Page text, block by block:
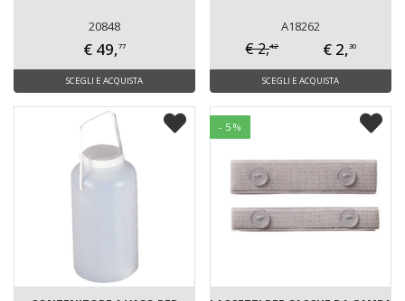
20848
€ 49,77
SCEGLI E ACQUISTA
A18262
€ 2,42 € 2,30
SCEGLI E ACQUISTA
- 5 %